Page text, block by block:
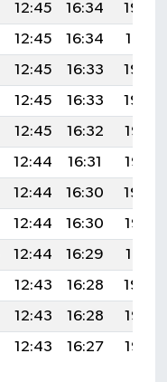
12:45 16:34
19:43
12:45 16:34
19:41
12:45 16:33
19:40
12:45 16:33
19:39
12:45 16:32
19:37
12:44 16:31
19:36
12:44 16:30
19:34
12:44 16:30
19:33
12:44 16:29
19:31
12:43 16:28
19:30
12:43 16:28
19:28
12:43 16:27 19:27